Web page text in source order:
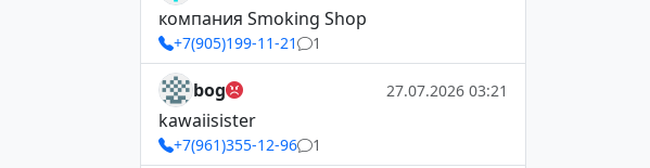
компания Smoking Shop
+7(905)199-11-21 1
bog 27.07.2026 03:21
kawaiisister
+7(961)355-12-96 1